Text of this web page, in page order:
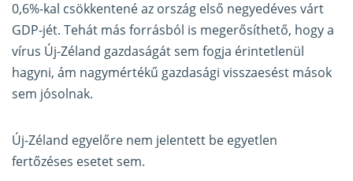
0,6%-kal csökkentené az ország első negyedéves várt
GDP-jét. Tehát más forrásból is megerősíthető, hogy a
vírus Új-Zéland gazdaságát sem fogja érintetlenül
hagyni, ám nagymértékű gazdasági visszaesést mások
sem jósolnak.
Új-Zéland egyelőre nem jelentett be egyetlen
fertőzéses esetet sem.